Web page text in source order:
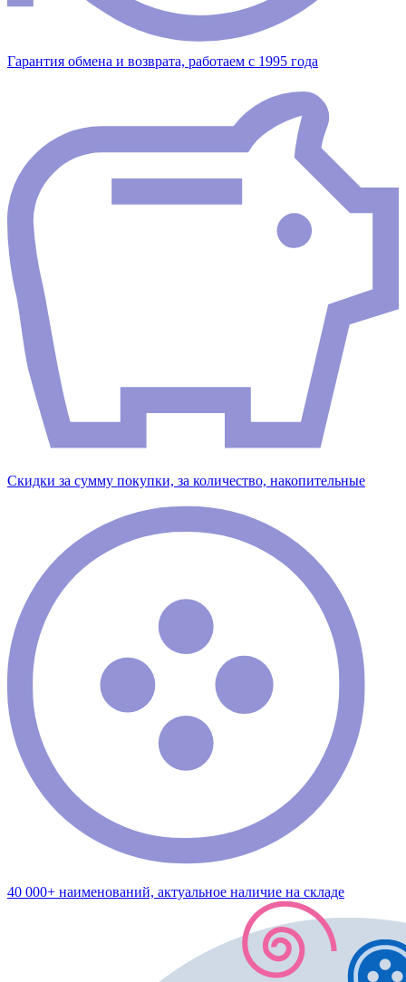
Гарантия обмена и возврата, работаем с 1995 года
Скидки за сумму покупки, за количество, накопительные
40 000+ наименований, актуальное наличие на складе